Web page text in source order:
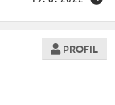
PROFIL